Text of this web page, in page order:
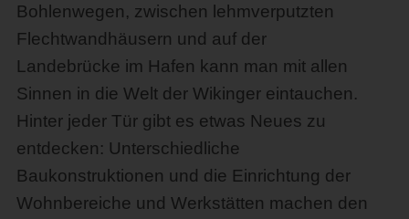
Bohlenwegen, zwischen lehmverputzten
Flechtwandhäusern und auf der
Landebrücke im Hafen kann man mit allen
Sinnen in die Welt der Wikinger eintauchen.
Hinter jeder Tür gibt es etwas Neues zu
entdecken: Unterschiedliche
Baukonstruktionen und die Einrichtung der
Wohnbereiche und Werkstätten machen den